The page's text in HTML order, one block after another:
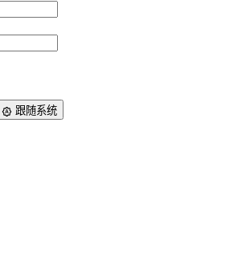
跟随系统
率提升 300% 的实